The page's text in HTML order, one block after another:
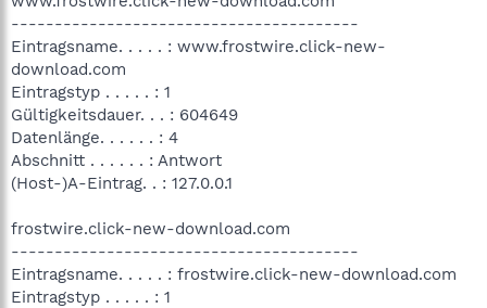
----------------------------------------
Eintragsname. . . . . : www.frostwire.click-new-
download.com
Eintragstyp . . . . . : 1
Gültigkeitsdauer. . . : 604649
Datenlänge. . . . . . : 4
Abschnitt . . . . . . : Antwort
(Host-)A-Eintrag. . : 127.0.0.1
frostwire.click-new-download.com
----------------------------------------
Eintragsname. . . . . : frostwire.click-new-download.com
Eintragstyp . . . . . : 1